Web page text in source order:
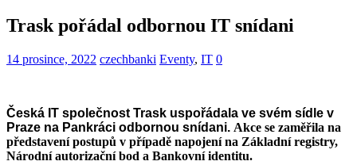
Trask pořádal odbornou IT snídani
14 prosince, 2022 czechbanki Eventy, IT 0
Česká IT společnost Trask uspořádala ve svém sídle v
Praze na Pankráci odbornou snídani. Akce se zaměřila na
představení postupů v případě napojení na Základní registry,
Národní autorizační bod a Bankovní identitu.